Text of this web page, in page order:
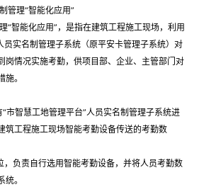
理“智能化应用”
能化应用”，是指在建筑工程施工现场，利用
员实名制管理子系统（原平安卡管理子系统）对
岗情况实施考勤，供项目部、企业、主管部门对
施。
智慧工地管理平台”人员实名制管理子系统进
筑工程施工现场智能考勤设备传送的考勤数
负责自行选用智能考勤设备，并将人员考勤数
统。